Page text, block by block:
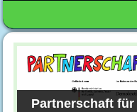
Partnerschaft